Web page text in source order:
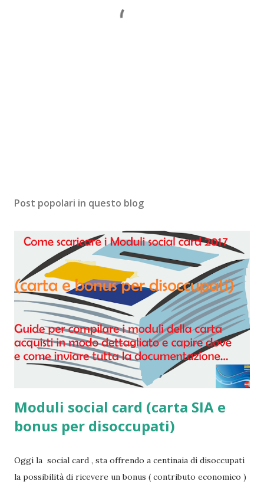
Post popolari in questo blog
Moduli social card (carta SIA e
bonus per disoccupati)
Oggi la social card , sta offrendo a centinaia di disoccupati
la possibilità di ricevere un bonus ( contributo economico )